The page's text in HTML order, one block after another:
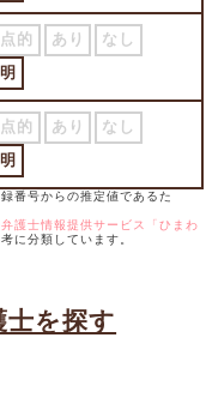
的 あり
なし
的 あり
なし
番号からの推定値であるた
護士情報提供サービス「ひまわ
に分類しています。
士を探す